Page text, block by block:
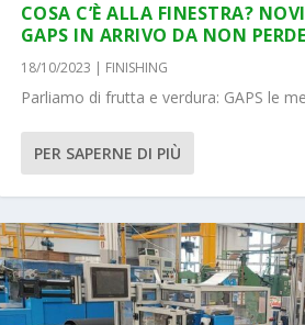
COSA C’È ALLA FINESTRA?
GAPS IN ARRIVO DA NON
18/10/2023 | FINISHING
Parliamo di frutta e verdura: GAPS le
PER SAPERNE DI PIÙ